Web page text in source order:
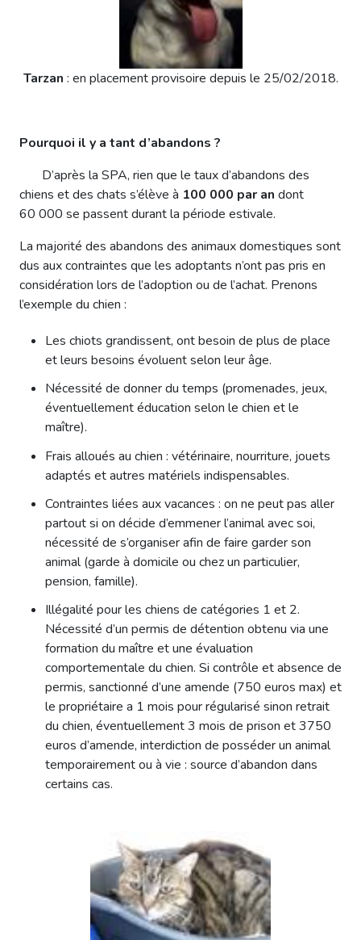
Tarzan : en placement provisoire depuis le 25/02/2018.
Pourquoi il y a tant d’abandons ?
D’après la SPA, rien que le taux d’abandons des
chiens et des chats s’élève à 100 000 par an dont
60 000 se passent durant la période estivale.
La majorité des abandons des animaux domestiques sont
dus aux contraintes que les adoptants n’ont pas pris en
considération lors de l’adoption ou de l’achat. Prenons
l’exemple du chien :
Les chiots grandissent, ont besoin de plus de place
et leurs besoins évoluent selon leur âge.
Nécessité de donner du temps (promenades, jeux,
éventuellement éducation selon le chien et le
maître).
Frais alloués au chien : vétérinaire, nourriture, jouets
adaptés et autres matériels indispensables.
Contraintes liées aux vacances : on ne peut pas aller
partout si on décide d’emmener l’animal avec soi,
nécessité de s’organiser afin de faire garder son
animal (garde à domicile ou chez un particulier,
pension, famille).
Illégalité pour les chiens de catégories 1 et 2.
Nécessité d’un permis de détention obtenu via une
formation du maître et une évaluation
comportementale du chien. Si contrôle et absence de
permis, sanctionné d’une amende (750 euros max) et
le propriétaire a 1 mois pour régularisé sinon retrait
du chien, éventuellement 3 mois de prison et 3750
euros d’amende, interdiction de posséder un animal
temporairement ou à vie : source d’abandon dans
certains cas.